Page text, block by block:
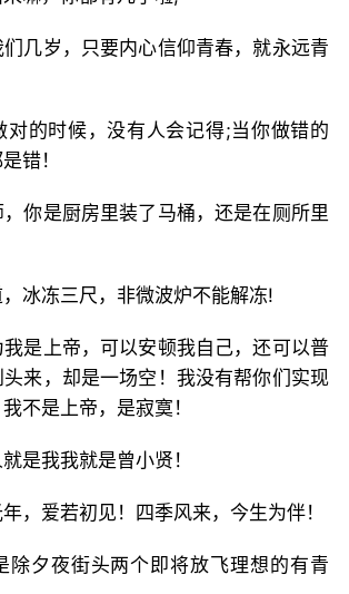
几岁，只要内心信仰青春，就永远青
对的时候，没有人会记得;当你做错的
错！
你是厨房里装了马桶，还是在厕所里
冰冻三尺，非微波炉不能解冻!
是上帝，可以安顿我自己，还可以普
来，却是一场空！我没有帮你们实现
不是上帝，是寂寞！
是我我就是曾小贤！
，爱若初见！四季风来，今生为伴！
除夕夜街头两个即将放飞理想的有青